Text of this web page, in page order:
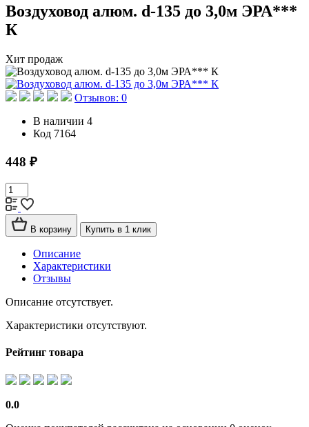
Воздуховод алюм. d-135 до 3,0м ЭРА***
К
Хит продаж
Отзывов: 0
В наличии 4
Код 7164
448 ₽
В корзину Купить в 1 клик
Описание
Характеристики
Отзывы
Описание отсутствует.
Характеристики отсутствуют.
Рейтинг товара
0.0